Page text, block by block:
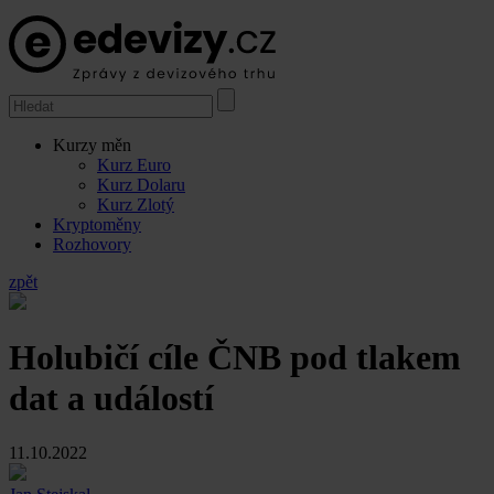
Kurzy měn
Kurz Euro
Kurz Dolaru
Kurz Zlotý
Kryptoměny
Rozhovory
zpět
Holubičí cíle ČNB pod tlakem
dat a událostí
11.10.2022